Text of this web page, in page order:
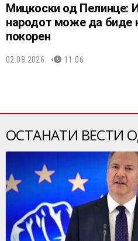
Мицкоски од Пелинце:
народот може да биде
покорен
02.08.2026. 11:06
ОСТАНАТИ ВЕСТИ